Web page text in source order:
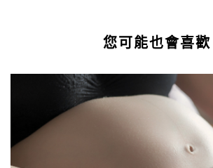
您可能也會喜歡